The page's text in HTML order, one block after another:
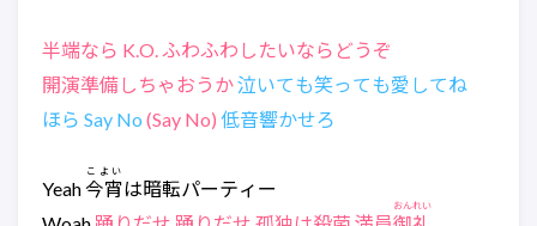
半端なら K.O. ふわふわしたいならどうぞ
開演準備しちゃおうか泣いても笑っても愛してね
ほら Say No (Say No) 低音響かせろ
Yeah今宵
こよい
は暗転パーティー
おんれい